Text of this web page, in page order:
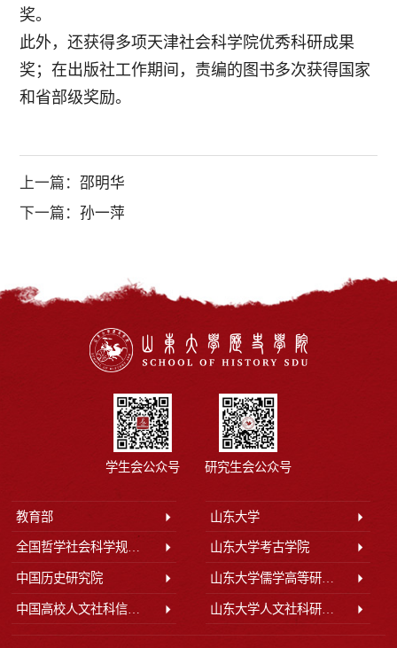
奖。
此外，还获得多项天津社会科学院优秀科研成果
奖；在出版社工作期间，责编的图书多次获得国家
和省部级奖励。
上一篇：邵明华
下一篇：孙一萍
学生会公众号 研究生会公众号
教育部 山东大学
全国哲学社会科学规划办公室 山东大学考古学院
中国历史研究院 山东大学儒学高等研究院
中国高校人文社科信息网 山东大学人文社科研究院